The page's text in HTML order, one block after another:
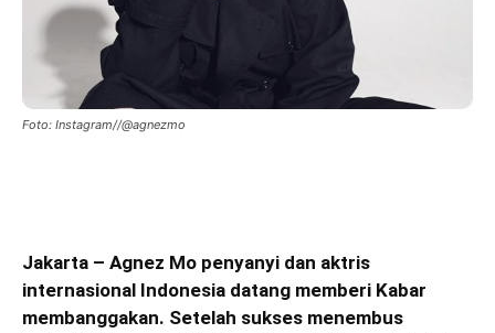
Foto: Instagram//@agnezmo
Jakarta – Agnez Mo penyanyi dan aktris
internasional Indonesia datang memberi Kabar
membanggakan. Setelah sukses menembus